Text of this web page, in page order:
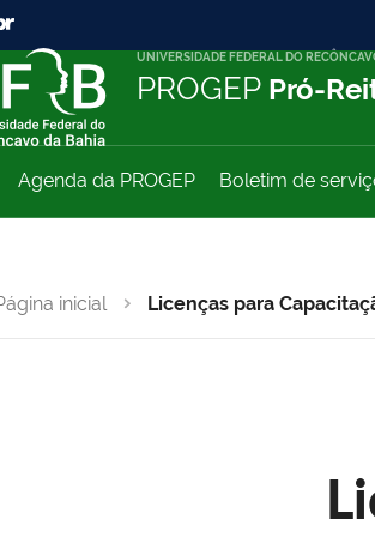
UNIVERSIDADE FEDERAL DO
PROGEP Pró-
Agenda da PROGEP Boletim de
inicial Licenças para